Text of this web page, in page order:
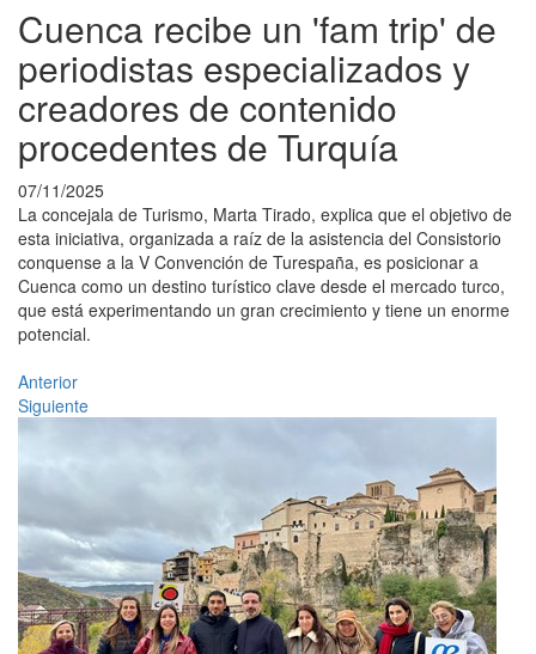
Cuenca recibe un 'fam trip' de
periodistas especializados y
creadores de contenido
procedentes de Turquía
07/11/2025
La concejala de Turismo, Marta Tirado, explica que el objetivo de
esta iniciativa, organizada a raíz de la asistencia del Consistorio
conquense a la V Convención de Turespaña, es posicionar a
Cuenca como un destino turístico clave desde el mercado turco,
que está experimentando un gran crecimiento y tiene un enorme
potencial.
Anterior
Siguiente